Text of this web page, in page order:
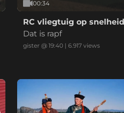
00:34
RC vliegtuig op snelheid
Dat is rapf
gister @ 19:40| 6.917views